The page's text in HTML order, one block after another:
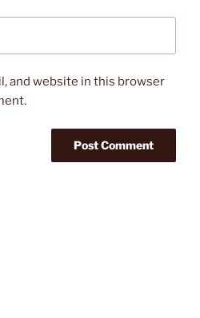
and website in this browser